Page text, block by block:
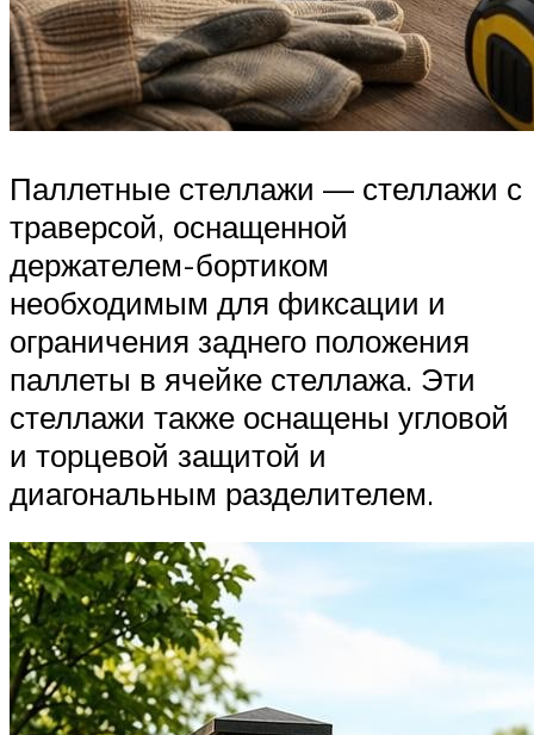
Паллетные стеллажи — стеллажи с
траверсой, оснащенной
держателем-бортиком
необходимым для фиксации и
ограничения заднего положения
паллеты в ячейке стеллажа. Эти
стеллажи также оснащены угловой
и торцевой защитой и
диагональным разделителем.